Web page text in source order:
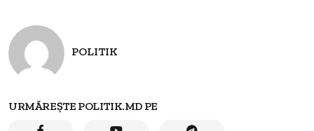
POLITIK
URMĂREȘTE POLITIK.MD PE